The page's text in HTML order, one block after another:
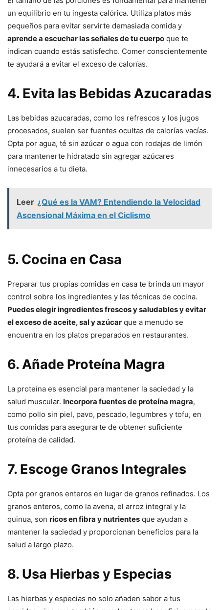
un equilibrio en tu ingesta calórica. Utiliza platos más
pequeños para evitar servirte demasiada comida y
aprende a escuchar las señales de tu cuerpo que te
indican cuando estás satisfecho. Comer conscientemente
te ayudará a evitar el exceso de calorías.
4. Evita las Bebidas Azucaradas
Las bebidas azucaradas, como los refrescos y los jugos
procesados, suelen ser fuentes ocultas de calorías vacías.
Opta por agua, té sin azúcar o agua con rodajas de limón
para mantenerte hidratado sin agregar azúcares
innecesarios a tu dieta.
Leer ¿Qué es la VAM? Entendiendo la Velocidad
Ascensional Máxima en el Ciclismo
5. Cocina en Casa
Preparar tus propias comidas en casa te brinda un mayor
control sobre los ingredientes y las técnicas de cocina.
Puedes elegir ingredientes frescos y saludables y evitar
el exceso de aceite, sal y azúcar que a menudo se
encuentra en los platos preparados en restaurantes.
6. Añade Proteína Magra
La proteína es esencial para mantener la saciedad y la
salud muscular. Incorpora fuentes de proteína magra,
como pollo sin piel, pavo, pescado, legumbres y tofu, en
tus comidas para asegurarte de obtener suficiente
proteína de calidad.
7. Escoge Granos Integrales
Opta por granos enteros en lugar de granos refinados. Los
granos enteros, como la avena, el arroz integral y la
quinua, son ricos en fibra y nutrientes que ayudan a
mantener la saciedad y proporcionan beneficios para la
salud a largo plazo.
8. Usa Hierbas y Especias
Las hierbas y especias no solo añaden sabor a tus